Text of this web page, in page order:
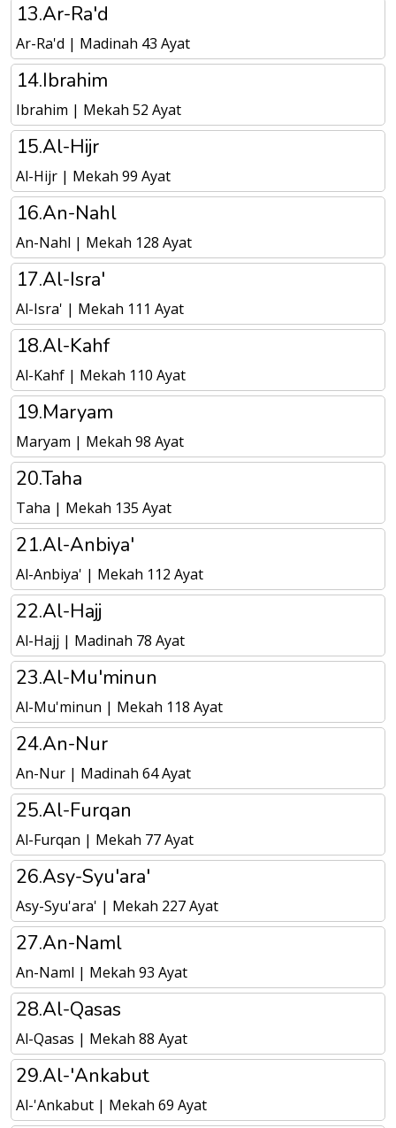
13.Ar-Ra'd
Ar-Ra'd | Madinah 43 Ayat
14.Ibrahim
Ibrahim | Mekah 52 Ayat
15.Al-Hijr
Al-Hijr | Mekah 99 Ayat
16.An-Nahl
An-Nahl | Mekah 128 Ayat
17.Al-Isra'
Al-Isra' | Mekah 111 Ayat
18.Al-Kahf
Al-Kahf | Mekah 110 Ayat
19.Maryam
Maryam | Mekah 98 Ayat
20.Taha
Taha | Mekah 135 Ayat
21.Al-Anbiya'
Al-Anbiya' | Mekah 112 Ayat
22.Al-Hajj
Al-Hajj | Madinah 78 Ayat
23.Al-Mu'minun
Al-Mu'minun | Mekah 118 Ayat
24.An-Nur
An-Nur | Madinah 64 Ayat
25.Al-Furqan
Al-Furqan | Mekah 77 Ayat
26.Asy-Syu'ara'
Asy-Syu'ara' | Mekah 227 Ayat
27.An-Naml
An-Naml | Mekah 93 Ayat
28.Al-Qasas
Al-Qasas | Mekah 88 Ayat
29.Al-'Ankabut
Al-'Ankabut | Mekah 69 Ayat